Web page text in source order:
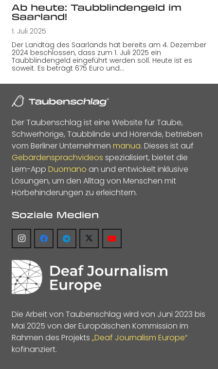
Ab heute: Taubblindengeld im
Saarland!
1. Juli 2025
Der Landtag des Saarlands hat bereits am 4. Dezember
2024 beschlossen, dass zum 1. Juli 2025 ein
Taubblindengeld eingeführt werden soll. Heute ist es
soweit. Es beträgt 675 Euro und…
Der Taubenschlag ist eine Website für Taube,
Schwerhörige, Taubblinde und Hörende, betrieben
vom Berliner Unternehmen manua. Dieses ist auf
Gebärdensprachvideos spezialisiert, bietet die
Lern-App Duomano an und entwickelt inklusive
Lösungen, um den Alltag von Menschen mit
Hörbehinderungen zu erleichtern.
Soziale Medien
Die Arbeit von Taubenschlag wird von Juni 2023 bis
Mai 2025 von der Europäischen Kommission im
Rahmen des Projekts „Deaf Journalism Europe“
kofinanziert.